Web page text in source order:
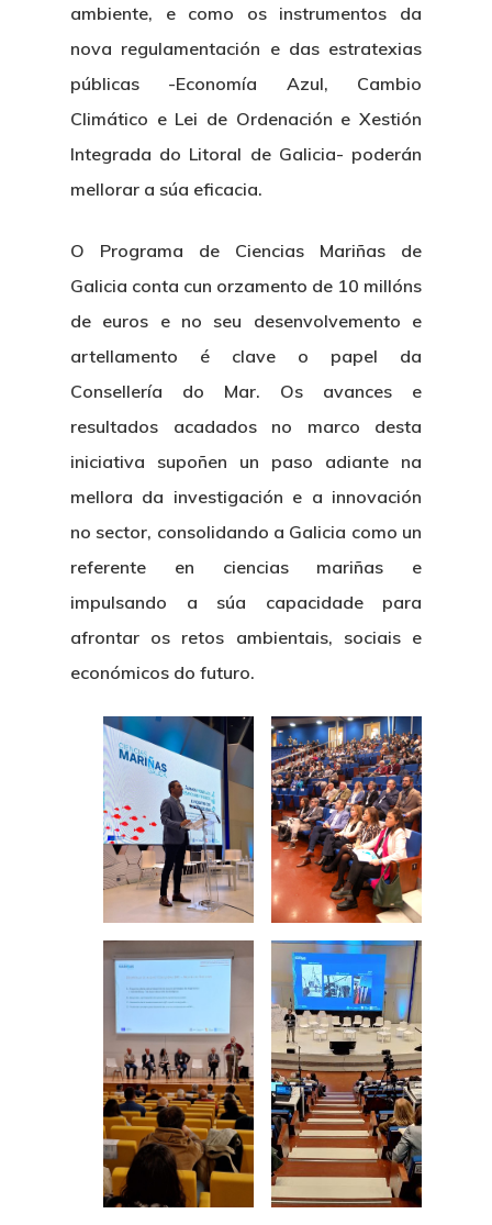
ambiente, e como os instrumentos da
nova regulamentación e das estratexias
públicas -Economía Azul, Cambio
Climático e Lei de Ordenación e Xestión
Integrada do Litoral de Galicia- poderán
mellorar a súa eficacia.
O Programa de Ciencias Mariñas de
Galicia conta cun orzamento de 10 millóns
de euros e no seu desenvolvemento e
artellamento é clave o papel da
Consellería do Mar. Os avances e
resultados acadados no marco desta
iniciativa supoñen un paso adiante na
mellora da investigación e a innovación
no sector, consolidando a Galicia como un
referente en ciencias mariñas e
impulsando a súa capacidade para
afrontar os retos ambientais, sociais e
económicos do futuro.